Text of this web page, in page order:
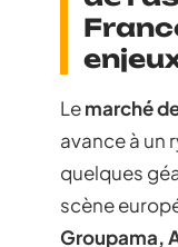
Lemarché
avance à un
quelques
scène
Groupama,